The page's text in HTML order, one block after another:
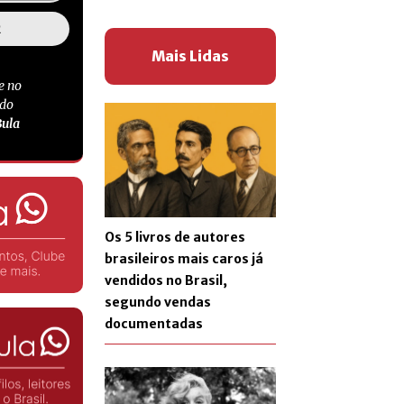
no
Mais Lidas
Os 5 livros de autores
brasileiros mais caros já
vendidos no Brasil,
segundo vendas
documentadas